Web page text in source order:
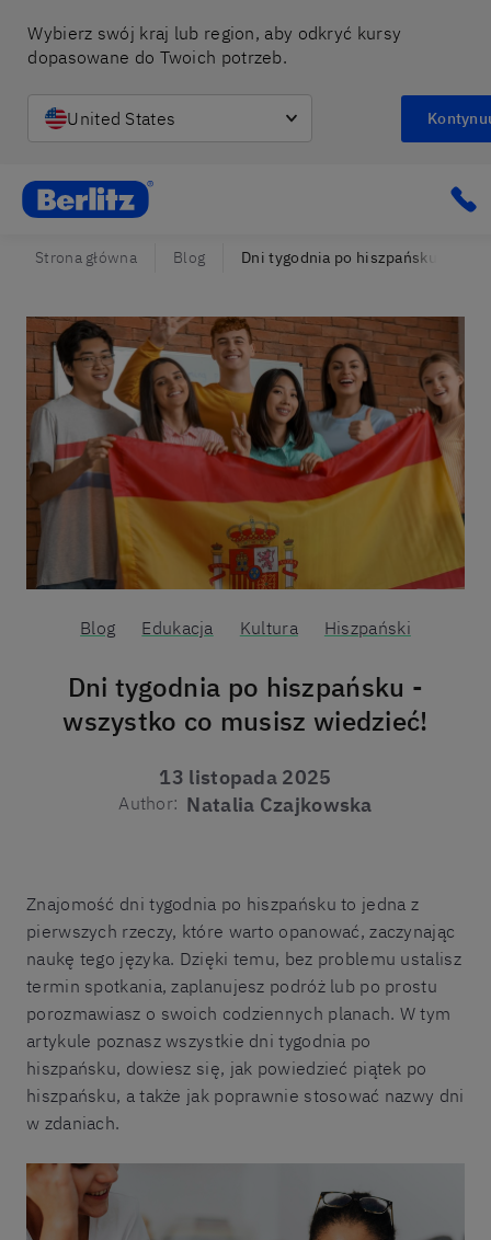
Wybierz swój kraj lub region, aby odkryć kursy
dopasowane do Twoich potrzeb.
United States
Berlitz Poland
Strona główna Blog Dni tygodnia po hiszpańsku -
Blog Edukacja Kultura Hiszpański
Dni tygodnia po hiszpańsku -
wszystko co musisz wiedzieć!
13 listopada 2025
Author: Natalia Czajkowska
Znajomość dni tygodnia po hiszpańsku to jedna z
pierwszych rzeczy, które warto opanować, zaczynając
naukę tego języka. Dzięki temu, bez problemu ustalisz
termin spotkania, zaplanujesz podróż lub po prostu
porozmawiasz o swoich codziennych planach. W tym
artykule poznasz wszystkie dni tygodnia po
hiszpańsku, dowiesz się, jak powiedzieć piątek po
hiszpańsku, a także jak poprawnie stosować nazwy dni
w zdaniach.